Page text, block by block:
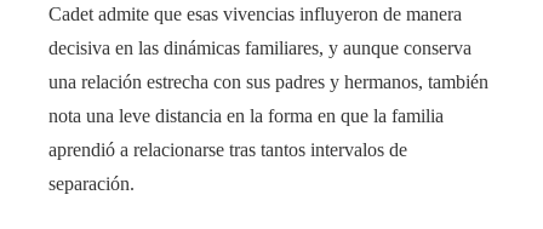
Cadet admite que esas vivencias influyeron de manera
decisiva en las dinámicas familiares, y aunque conserva
una relación estrecha con sus padres y hermanos, también
nota una leve distancia en la forma en que la familia
aprendió a relacionarse tras tantos intervalos de
separación.